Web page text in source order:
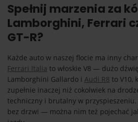
Spełnij marzenia za
Lamborghini, Ferrari
GT-R?
Każde auto w naszej flocie ma inny
Ferrari Italia to włoskie V8 — dużo
Lamborghini Gallardo i Audi R8 to V10,
zupełnie inaczej niż cokolwiek na
techniczny i brutalny w przyspieszeniu.
bez drzwi — można nim też pojechać